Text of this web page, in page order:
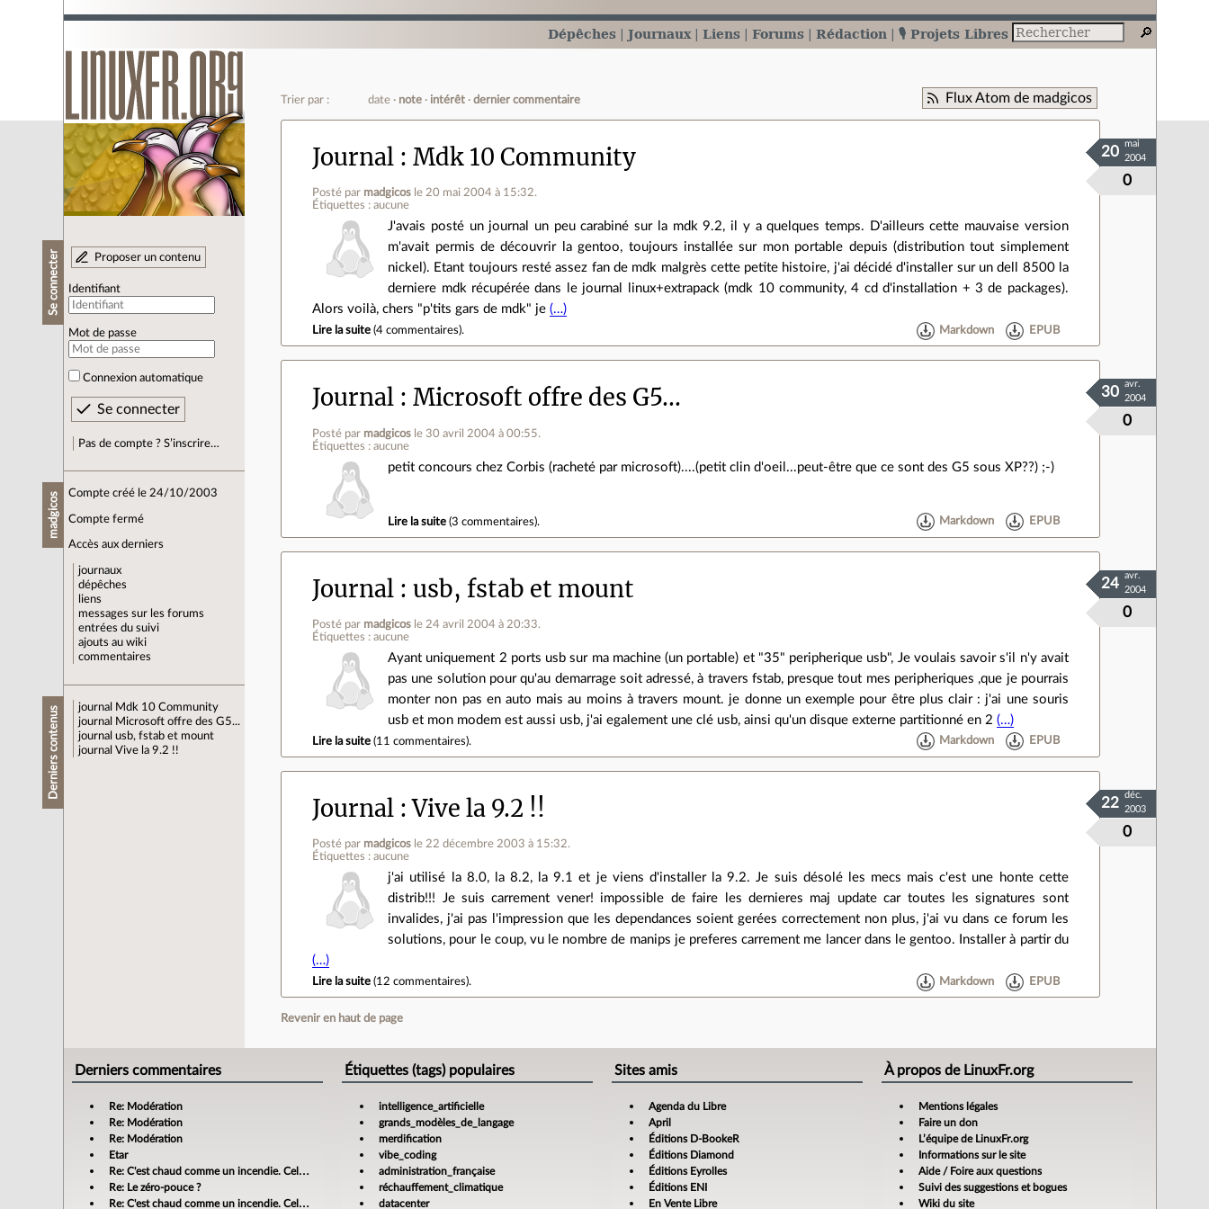
Dépêches Journaux Liens Forums Rédaction 🎙️ Projets Libres
Se connecter Proposer un contenu
Identifiant
Mot de passe
Connexion automatique
Pas de compte ? S’inscrire…
madgicos Compte créé le 24/10/2003
Compte fermé
Accès aux derniers
journaux
dépêches
liens
messages sur les forums
entrées du suivi
ajouts au wiki
commentaires
Derniers contenus journal
Mdk 10 Community
journal
Microsoft offre des G5...
journal usb, fstab et mount
journal Vive la 9.2 !!
Flux Atom de madgicos
Trier par : date note intérêt dernier commentaire
Journal Mdk 10 Community
Posté par madgicos le 20 mai 2004 à 15:32.
Étiquettes : aucune
0
20
mai
2004
J'avais posté un journal un peu carabiné sur la mdk 9.2, il y a quelques temps. D'ailleurs cette mauvaise version
m'avait permis de découvrir la gentoo, toujours installée sur mon portable depuis (distribution tout simplement
nickel). Etant toujours resté assez fan de mdk malgrès cette petite histoire, j'ai décidé d'installer sur un dell 8500 la
derniere mdk récupérée dans le journal linux+extrapack (mdk 10 community, 4 cd d'installation + 3 de packages).
Alors voilà, chers "p'tits gars de mdk" je(…)
Lire la suite (4 commentaires). Markdown EPUB
Journal Microsoft offre des G5...
Posté par madgicos le 30 avril 2004 à 00:55.
Étiquettes : aucune
0
30
avr.
2004
petit concours chez Corbis (racheté par microsoft)....(petit clin d'oeil...peut-être que ce sont des G5 sous XP??) ;-)
Lire la suite (3 commentaires). Markdown EPUB
Journal usb, fstab et mount
Posté par madgicos le 24 avril 2004 à 20:33.
Étiquettes : aucune
0
24
avr.
2004
Ayant uniquement 2 ports usb sur ma machine (un portable) et "35" peripherique usb", Je voulais savoir s'il n'y avait
pas une solution pour qu'au demarrage soit adressé, à travers fstab, presque tout mes peripheriques ,que je pourrais
monter non pas en auto mais au moins à travers mount. je donne un exemple pour être plus clair : j'ai une souris
usb et mon modem est aussi usb, j'ai egalement une clé usb, ainsi qu'un disque externe partitionné en 2(…)
Lire la suite (11 commentaires). Markdown EPUB
Journal Vive la 9.2 !!
Posté par madgicos le 22 décembre 2003 à 15:32.
Étiquettes : aucune
0
22
déc.
2003
j'ai utilisé la 8.0, la 8.2, la 9.1 et je viens d'installer la 9.2. Je suis désolé les mecs mais c'est une honte cette
distrib!!! Je suis carrement vener! impossible de faire les dernieres maj update car toutes les signatures sont
invalides, j'ai pas l'impression que les dependances soient gerées correctement non plus, j'ai vu dans ce forum les
solutions, pour le coup, vu le nombre de manips je preferes carrement me lancer dans le gentoo. Installer à partir du
(…)
Lire la suite (12 commentaires). Markdown EPUB
Revenir en haut de page
Derniers commentaires
Re: Modération
Re: Modération
Re: Modération
Etar
Re: C'est chaud comme un incendie. Cela m'enrage!
Re: Le zéro-pouce ?
Re: C'est chaud comme un incendie. Cela m'enrage!
Étiquettes (tags) populaires
intelligence_artificielle
grands_modèles_de_langage
merdification
vibe_coding
administration_française
réchauffement_climatique
datacenter
Sites amis
Agenda du Libre
April
Éditions D-BookeR
Éditions Diamond
Éditions Eyrolles
Éditions ENI
En Vente Libre
À propos de LinuxFr.org
Mentions légales
Faire un don
L’équipe de LinuxFr.org
Informations sur le site
Aide / Foire aux questions
Suivi des suggestions et bogues
Wiki du site